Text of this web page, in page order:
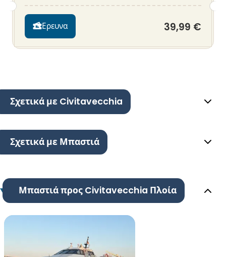
Ερευνα 39,99 €
Σχετικά με Civitavecchia
Σχετικά με Μπαστιά
Μπαστιά προς Civitavecchia Πλοία